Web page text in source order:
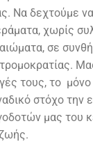
Να δεχτούμε
χωρίς
σε
τους, το
στόχο την
μας του